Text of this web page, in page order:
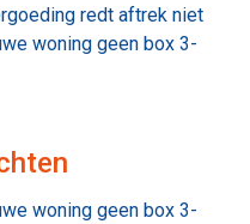
redt aftrek niet
woning geen box 3-
woning geen box 3-